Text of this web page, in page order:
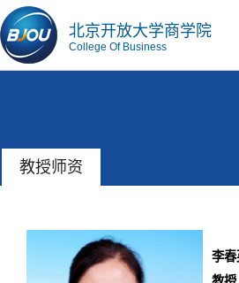
北京开放大学商学院
College Of Business
教授师资
李春